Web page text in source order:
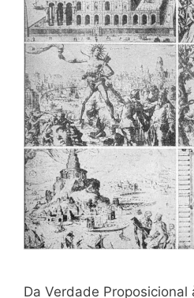
Da Verdade Proposicional